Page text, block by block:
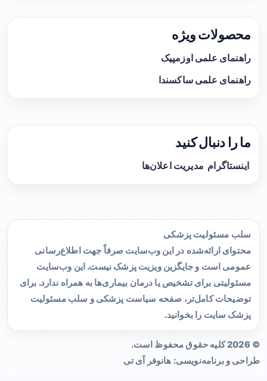
محصولات ویژه
راهنمای علمی اوزمپیک
راهنمای علمی ساکسندا
ما را دنبال کنید
اینستاگرام مدیریت اعلان‌ها
سلب مسئولیت پزشکی
محتوای ارائه‌شده در این وب‌سایت صرفاً جهت اطلاع‌رسانی
عمومی است و جایگزین ویزیت پزشک نیست. این وب‌سایت
مسئولیتی برای تشخیص یا درمان بیماری‌ها به همراه ندارد. برای
توضیحات کامل‌تر، صفحه سیاست پزشکی و سلب مسئولیت
پزشک سایت را بخوانید.
© 2026 کلیه حقوق محفوظ است.
طراحی و برنامه‌نویسی: هانوفر آی تی